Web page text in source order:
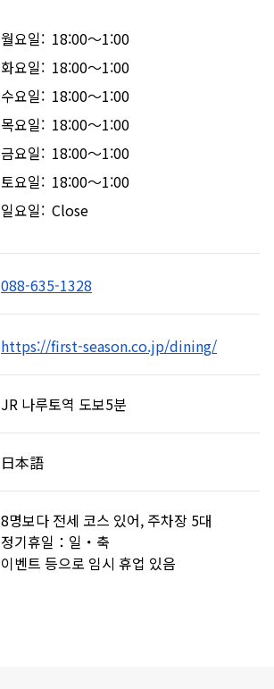
월요일: 18:00～1:00
화요일: 18:00～1:00
수요일: 18:00～1:00
목요일: 18:00～1:00
금요일: 18:00～1:00
토요일: 18:00～1:00
일요일: Close
088-635-1328
https://first-season.co.jp/dining/
JR 나루토역 도보5분
日本語
8명보다 전세 코스 있어, 주차장 5대
정기휴일：일・축
이벤트 등으로 임시 휴업 있음